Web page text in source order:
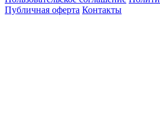
Публичная оферта Контакты